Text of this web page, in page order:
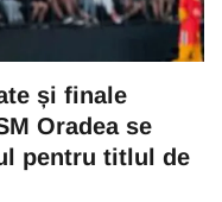
și finale
Oradea se
pentru titlul de